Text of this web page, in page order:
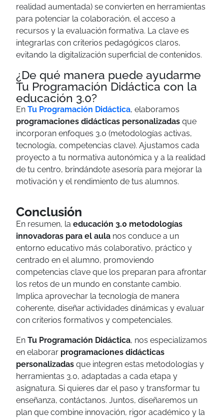
realidad aumentada) se convierten en herramientas
para potenciar la colaboración, el acceso a
recursos y la evaluación formativa. La clave es
integrarlas con criterios pedagógicos claros,
evitando la digitalización superficial de contenidos.
¿De qué manera puede ayudarme
Tu Programación Didáctica con la
educación 3.0?
En Tu Programación Didáctica, elaboramos
programaciones didácticas personalizadas que
incorporan enfoques 3.0 (metodologías activas,
tecnología, competencias clave). Ajustamos cada
proyecto a tu normativa autonómica y a la realidad
de tu centro, brindándote asesoría para mejorar la
motivación y el rendimiento de tus alumnos.
Conclusión
En resumen, la educación 3.0 metodologías
innovadoras para el aula nos conduce a un
entorno educativo más colaborativo, práctico y
centrado en el alumno, promoviendo
competencias clave que los preparan para afrontar
los retos de un mundo en constante cambio.
Implica aprovechar la tecnología de manera
coherente, diseñar actividades dinámicas y evaluar
con criterios formativos y competenciales.
En Tu Programación Didáctica, nos especializamos
en elaborar programaciones didácticas
personalizadas que integren estas metodologías y
herramientas 3.0, adaptadas a cada etapa y
asignatura. Si quieres dar el paso y transformar tu
enseñanza, contáctanos. Juntos, diseñaremos un
plan que combine innovación, rigor académico y la